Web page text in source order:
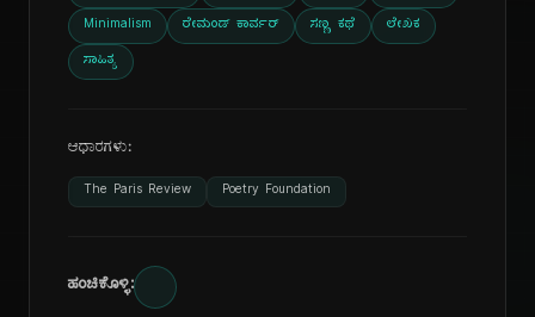
Minimalism ರೇಮಂಡ್ ಕಾರ್ವರ್ ಸಣ್ಣ ಕಥೆ ಲೇಖಕ
ಸಾಹಿತ್ಯ
ಆಧಾರಗಳು:
The Paris Review Poetry Foundation
ಹಂಚಿಕೊಳ್ಳಿ: